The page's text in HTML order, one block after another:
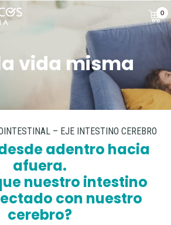
0
vida misma
– EJE INTESTINO CEREBRO
adentro hacia
afuera.
nuestro intestino
con nuestro
cerebro?